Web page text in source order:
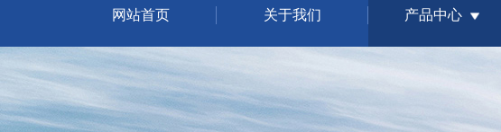
网站首页 关于我们 产品中心